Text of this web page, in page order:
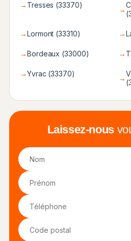
→ Tresses (33370) →
→Lormont (33310) →
→Bordeaux (33000) →
→Yvrac (33370) →
Laissez-nous